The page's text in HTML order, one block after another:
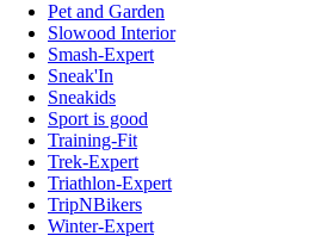
Pet and Garden
Slowood Interior
Smash-Expert
Sneak'In
Sneakids
Sport is good
Training-Fit
Trek-Expert
Triathlon-Expert
TripNBikers
Winter-Expert